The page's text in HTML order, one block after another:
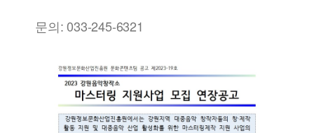
문의: 033-245-6321